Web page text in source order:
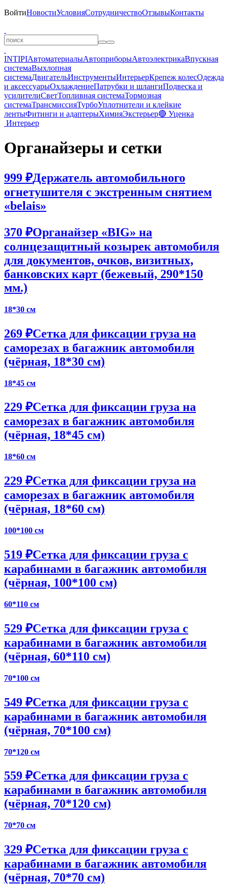
ВойтиНовостиУсловияСотрудничествоОтзывыКонтакты
INTIPIАвтоматериалыАвтоприборыАвтоэлектрикаВпускная
системаВыхлопная
системаДвигательИнструментыИнтерьерКрепеж колесОдежда
и аксессуарыОхлаждениеПатрубки и шлангиПодвеска и
усилителиСветТопливная системаТормозная
системаТрансмиссияТурбоУплотнители и клейкие
лентыФитинги и адаптерыХимияЭкстерьер🔴 Уценка
Интерьер
Органайзеры и сетки
999 ₽Держатель автомобильного
огнетушителя с экстренным снятием
«belais»
370 ₽Органайзер «BIG» на
солнцезащитный козырек автомобиля
для документов, очков, визитных,
банковских карт (бежевый, 290*150
мм.)
18*30 см
269 ₽Сетка для фиксации груза на
саморезах в багажник автомобиля
(чёрная, 18*30 см)
18*45 см
229 ₽Сетка для фиксации груза на
саморезах в багажник автомобиля
(чёрная, 18*45 см)
18*60 см
229 ₽Сетка для фиксации груза на
саморезах в багажник автомобиля
(чёрная, 18*60 см)
100*100 см
519 ₽Сетка для фиксации груза с
карабинами в багажник автомобиля
(чёрная, 100*100 см)
60*110 см
529 ₽Сетка для фиксации груза с
карабинами в багажник автомобиля
(чёрная, 60*110 см)
70*100 см
549 ₽Сетка для фиксации груза с
карабинами в багажник автомобиля
(чёрная, 70*100 см)
70*120 см
559 ₽Сетка для фиксации груза с
карабинами в багажник автомобиля
(чёрная, 70*120 см)
70*70 см
329 ₽Сетка для фиксации груза с
карабинами в багажник автомобиля
(чёрная, 70*70 см)